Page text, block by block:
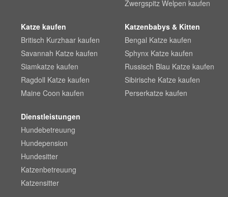
Zwergspitz Welpen kaufen
Katze kaufen
Britisch Kurzhaar kaufen
Savannah Katze kaufen
Siamkatze kaufen
Ragdoll Katze kaufen
Maine Coon kaufen
Katzenbabys & Kitten
Bengal Katze kaufen
Sphynx Katze kaufen
Russisch Blau Katze kaufen
Sibirische Katze kaufen
Perserkatze kaufen
Dienstleistungen
Hundebetreuung
Hundepension
Hundesitter
Katzenbetreuung
Katzensitter